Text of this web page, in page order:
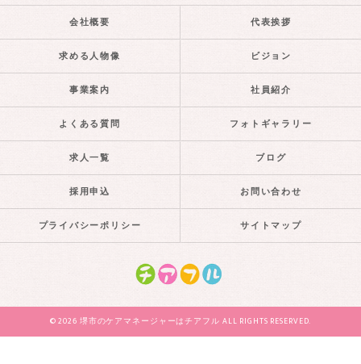
会社概要 代表挨拶
求める人物像 ビジョン
事業案内 社員紹介
よくある質問 フォトギャラリー
求人一覧 ブログ
採用申込 お問い合わせ
プライバシーポリシー サイトマップ
© 2026 堺市のケアマネージャーはチアフル ALL RIGHTS RESERVED.